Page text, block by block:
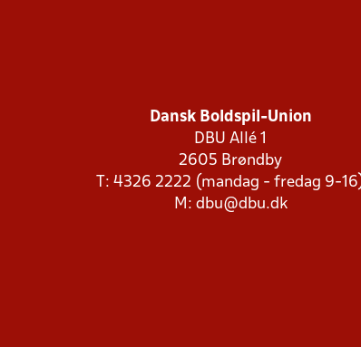
Dansk Boldspil-Union
DBU Allé 1
2605 Brøndby
T: 4326 2222 (mandag - fredag 9-
M: dbu@dbu.dk